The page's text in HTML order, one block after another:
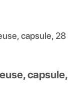
capsule, 28
capsule,